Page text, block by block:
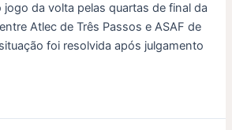
da volta pelas quartas de final da
Atlec de Três Passos e ASAF de
foi resolvida após julgamento